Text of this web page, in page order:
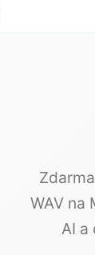
WAV na
AI a